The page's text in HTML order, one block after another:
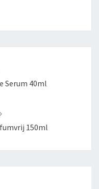
Serum 40ml
150ml